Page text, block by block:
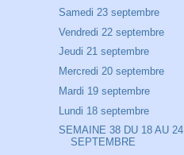
Samedi 23 septembre
Vendredi 22 septembre
Jeudi 21 septembre
Mercredi 20 septembre
Mardi 19 septembre
Lundi 18 septembre
SEMAINE 38 DU 18 AU 24
SEPTEMBRE